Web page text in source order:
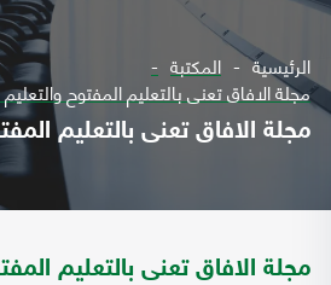
الرئيسية المكتبة
مجلة الافاق تعنى بالتعليم المفتوح
مجلة الافاق تعنى بالتعليم
مجلة الافاق تعنى بالتعليم